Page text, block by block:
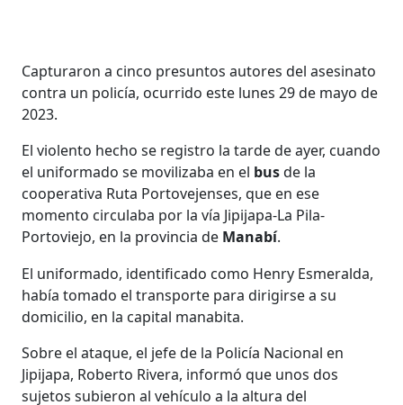
Capturaron a cinco presuntos autores del asesinato
contra un policía, ocurrido este lunes 29 de mayo de
2023.
El violento hecho se registro la tarde de ayer, cuando
el uniformado se movilizaba en el busde la
cooperativa Ruta Portovejenses, que en ese
momento circulaba por la vía Jipijapa-La Pila-
Portoviejo, en la provincia de Manabí.
El uniformado, identificado como Henry Esmeralda,
había tomado el transporte para dirigirse a su
domicilio, en la capital manabita.
Sobre el ataque, el jefe de la Policía Nacional en
Jipijapa, Roberto Rivera, informó que unos dos
sujetos subieron al vehículo a la altura del